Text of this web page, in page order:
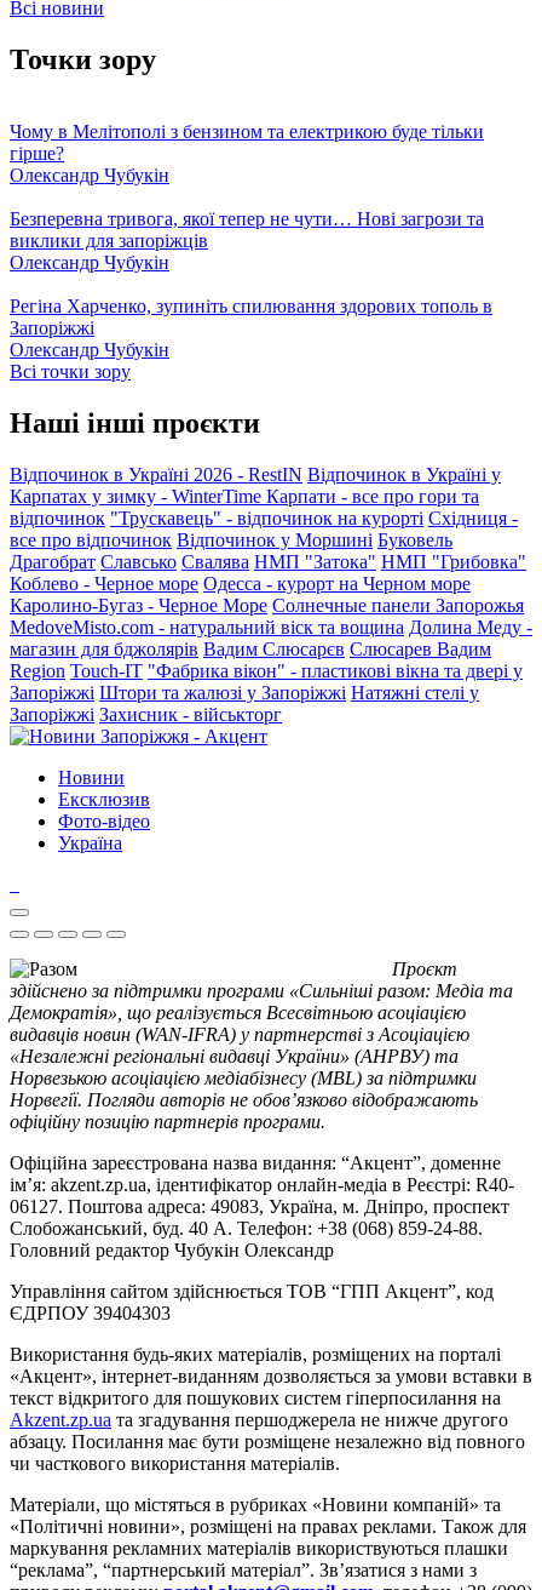
Всі новини
Точки зору
Чому в Мелітополі з бензином та електрикою буде тільки
гірше?
Олександр Чубукін
Безперевна тривога, якої тепер не чути… Нові загрози та
виклики для запоріжців
Олександр Чубукін
Регіна Харченко, зупиніть спилювання здорових тополь в
Запоріжжі
Олександр Чубукін
Всі точки зору
Наші інші проєкти
Відпочинок в Україні 2026 - RestIN Відпочинок в Україні у
Карпатах у зимку - WinterTime Карпати - все про гори та
відпочинок "Трускавець" - відпочинок на курорті Східниця -
все про відпочинок Відпочинок у Моршині Буковель
Драгобрат Славсько Свалява НМП "Затока" НМП "Грибовка"
Коблево - Черное море Одесса - курорт на Черном море
Каролино-Бугаз - Черное Море Солнечные панели Запорожья
MedoveMisto.com - натуральний віск та вощина Долина Меду -
магазин для бджолярів Вадим Слюсарєв Слюсарев Вадим
Region Touch-IT "Фабрика вікон" - пластикові вікна та двері у
Запоріжжі Штори та жалюзі у Запоріжжі Натяжні стелі у
Запоріжжі Захисник - військторг
Новини
Ексклюзив
Фото-відео
Україна
Проєкт
здійснено за підтримки програми «Сильніші разом: Медіа та
Демократія», що реалізується Всесвітньою асоціацією
видавців новин (WAN-IFRA) у партнерстві з Асоціацією
«Незалежні регіональні видавці України» (АНРВУ) та
Норвезькою асоціацією медіабізнесу (MBL) за підтримки
Норвегії. Погляди авторів не обов’язково відображають
офіційну позицію партнерів програми.
Офіційна зареєстрована назва видання: “Акцент”, доменне
ім’я: akzent.zp.ua, ідентифікатор онлайн-медіа в Реєстрі: R40-
06127. Поштова адреса: 49083, Україна, м. Дніпро, проспект
Слобожанський, буд. 40 А. Телефон: +38 (068) 859-24-88.
Головний редактор Чубукін Олександр
Управління сайтом здійснюється ТОВ “ГПП Акцент”, код
ЄДРПОУ 39404303
Використання будь-яких матеріалів, розміщених на порталі
«Акцент», інтернет-виданням дозволяється за умови вставки в
текст відкритого для пошукових систем гіперпосилання на
Akzent.zp.ua та згадування першоджерела не нижче другого
абзацу. Посилання має бути розміщене незалежно від повного
чи часткового використання матеріалів.
Матеріали, що містяться в рубриках «Новини компаній» та
«Політичні новини», розміщені на правах реклами. Також для
маркування рекламних матеріалів використвуються плашки
“реклама”, “партнерський матеріал”. Зв’язатися з нами з